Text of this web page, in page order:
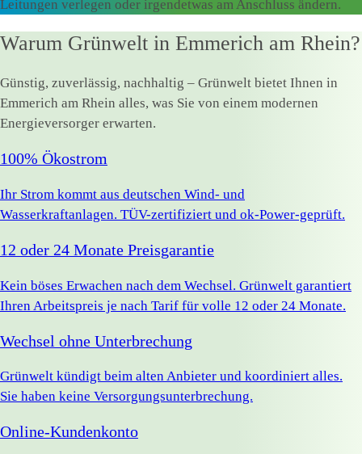
Leitungen verlegen oder irgendetwas am Anschluss ändern.
Warum Grünwelt in Emmerich am Rhein?
Günstig, zuverlässig, nachhaltig – Grünwelt bietet Ihnen in
Emmerich am Rhein alles, was Sie von einem modernen
Energieversorger erwarten.
100% Ökostrom
Ihr Strom kommt aus deutschen Wind- und
Wasserkraftanlagen. TÜV-zertifiziert und ok-Power-geprüft.
12 oder 24 Monate Preisgarantie
Kein böses Erwachen nach dem Wechsel. Grünwelt garantiert
Ihren Arbeitspreis je nach Tarif für volle 12 oder 24 Monate.
Wechsel ohne Unterbrechung
Grünwelt kündigt beim alten Anbieter und koordiniert alles.
Sie haben keine Versorgungsunterbrechung.
Online-Kundenkonto